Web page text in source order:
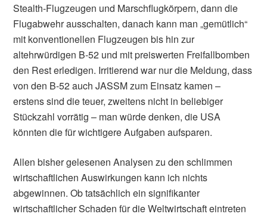
Stealth-Flugzeugen und Marschflugkörpern, dann die
Flugabwehr ausschalten, danach kann man „gemütlich“
mit konventionellen Flugzeugen bis hin zur
altehrwürdigen B-52 und mit preiswerten Freifallbomben
den Rest erledigen. Irritierend war nur die Meldung, dass
von den B-52 auch JASSM zum Einsatz kamen –
erstens sind die teuer, zweitens nicht in beliebiger
Stückzahl vorrätig – man würde denken, die USA
könnten die für wichtigere Aufgaben aufsparen.
Allen bisher gelesenen Analysen zu den schlimmen
wirtschaftlichen Auswirkungen kann ich nichts
abgewinnen. Ob tatsächlich ein signifikanter
wirtschaftlicher Schaden für die Weltwirtschaft eintreten